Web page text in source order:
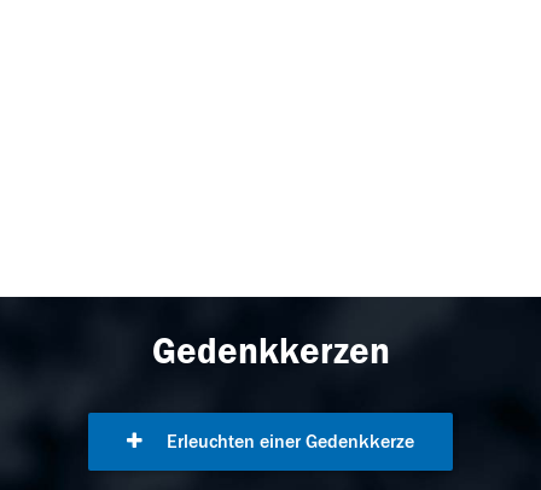
Gedenkkerzen
Erleuchten einer Gedenkkerze